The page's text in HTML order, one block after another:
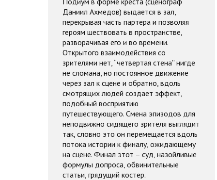
Даниил Ахмедов) выдается в зал,
перекрывая часть партера и позволяя
героям шествовать в пространстве,
разворачивая его и во времени.
Открытого взаимодействия со
зрителями нет, “четвертая стена” нигде
не сломана, но постоянное движение
через зал к сцене и обратно, вдоль
смотрящих людей создает эффект,
подобный восприятию
путешествующего. Смена эпизодов для
неподвижно сидящего зрителя выглядит
так, словно это он перемещается вдоль
потока истории к финалу, ожидающему
на сцене. Финал этот – суд, назойливые
формулы допроса, обвинительные
статьи, грядущий костер.